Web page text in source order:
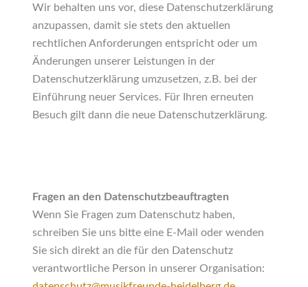
Wir behalten uns vor, diese Datenschutzerklärung
anzupassen, damit sie stets den aktuellen
rechtlichen Anforderungen entspricht oder um
Änderungen unserer Leistungen in der
Datenschutzerklärung umzusetzen, z.B. bei der
Einführung neuer Services. Für Ihren erneuten
Besuch gilt dann die neue Datenschutzerklärung.
Fragen an den Datenschutzbeauftragten
Wenn Sie Fragen zum Datenschutz haben,
schreiben Sie uns bitte eine E-Mail oder wenden
Sie sich direkt an die für den Datenschutz
verantwortliche Person in unserer Organisation: